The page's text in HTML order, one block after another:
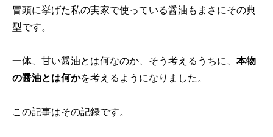
冒頭に挙げた私の実家で使っている醤油もまさにその典
型です。
一体、甘い醤油とは何なのか、そう考えるうちに、 本物
の醤油とは何かを考えるようになりました。
この記事はその記録です。